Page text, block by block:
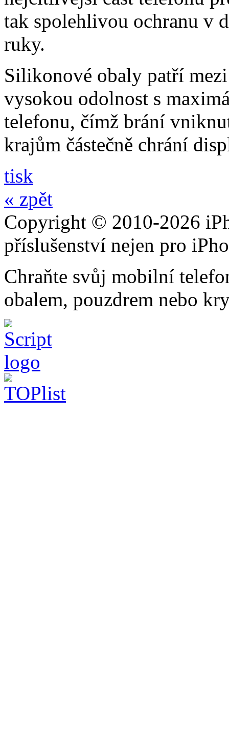
tak spolehlivou ochranu v
ruky.
Silikonové obaly patří
vysokou odolnost s
telefonu, čímž brání
krajům částečně chrání
tisk
« zpět
Copyright © 2010-2026
příslušenství nejen pro
Chraňte svůj mobilní
obalem, pouzdrem nebo